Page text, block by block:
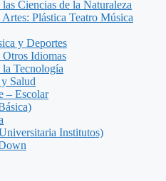
las Ciencias de la Naturaleza
Artes: Plástica Teatro Música
y Deportes
Otros Idiomas
la Tecnología
Salud
– Escolar
Institutos)